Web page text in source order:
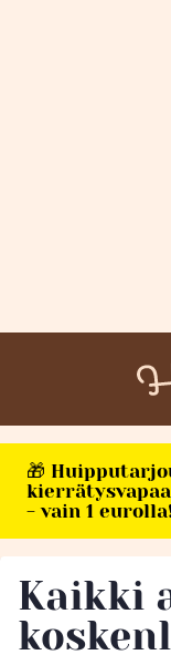
🎁
- vain 1
Kaikki